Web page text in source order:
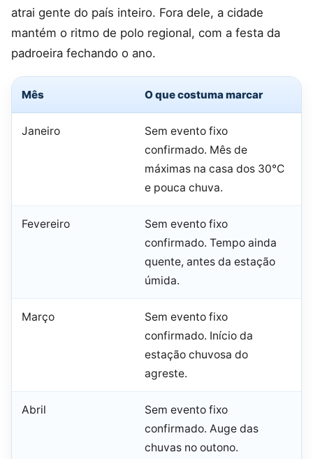
atrai gente do país inteiro. Fora dele, a cidade
mantém o ritmo de polo regional, com a festa da
padroeira fechando o ano.
Mês O que costuma marcar
Janeiro
Sem evento fixo
confirmado. Mês de
máximas na casa dos 30°C
e pouca chuva.
Fevereiro
Sem evento fixo
confirmado. Tempo ainda
quente, antes da estação
úmida.
Março
Sem evento fixo
confirmado. Início da
estação chuvosa do
agreste.
Abril
Sem evento fixo
confirmado. Auge das
chuvas no outono.